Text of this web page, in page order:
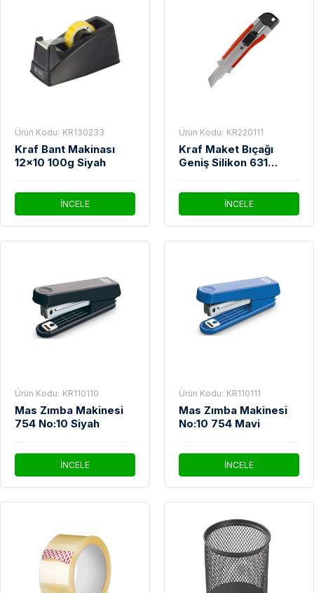
Ürün Kodu: KR130233
Kraf Bant Makinası
12x10 100g Siyah
İNCELE
Ürün Kodu: KR220111
Kraf Maket Bıçağı
Geniş Silikon 631
İNCELE
Ürün Kodu: KR110110
Mas Zımba Makinesi
754 No:10 Siyah
İNCELE
Ürün Kodu: KR110111
Mas Zımba Makinesi
No:10 754 Mavi
İNCELE